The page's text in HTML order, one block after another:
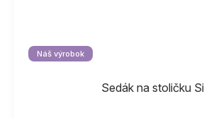
Náš výrobok
Sedák na stoličku